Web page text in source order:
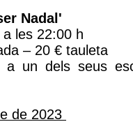
Nadal'
les 22:00 h
– 20 € tauleta
a un dels seus
de 2023